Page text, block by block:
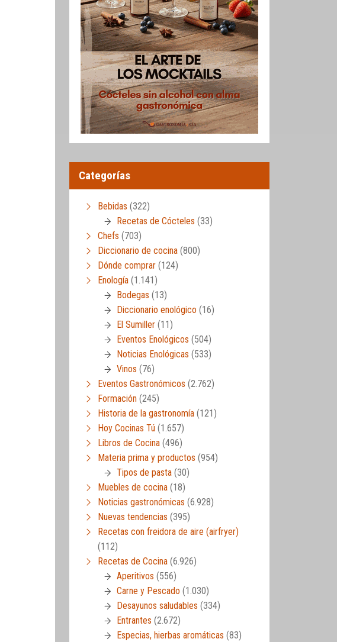
Categorías
Bebidas (322)
Recetas de Cócteles (33)
Chefs (703)
Diccionario de cocina (800)
Dónde comprar (124)
Enología (1.141)
Bodegas (13)
Diccionario enológico (16)
El Sumiller (11)
Eventos Enológicos (504)
Noticias Enológicas (533)
Vinos (76)
Eventos Gastronómicos (2.762)
Formación (245)
Historia de la gastronomía (121)
Hoy Cocinas Tú (1.657)
Libros de Cocina (496)
Materia prima y productos (954)
Tipos de pasta (30)
Muebles de cocina (18)
Noticias gastronómicas (6.928)
Nuevas tendencias (395)
Recetas con freidora de aire (airfryer)
(112)
Recetas de Cocina (6.926)
Aperitivos (556)
Carne y Pescado (1.030)
Desayunos saludables (334)
Entrantes (2.672)
Especias, hierbas aromáticas (83)